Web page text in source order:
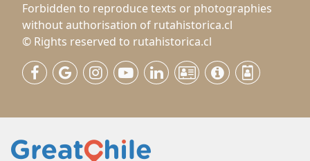
Forbidden to reproduce texts or photographies
without authorisation of rutahistorica.cl
© Rights reserved to rutahistorica.cl